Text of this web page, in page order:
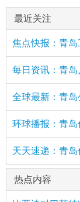
最近关注
焦点快报：青
每日资讯：青
全球最新：青
环球播报：青
天天速递：青
热点内容